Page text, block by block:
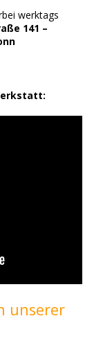
werktags
141 –
unserer